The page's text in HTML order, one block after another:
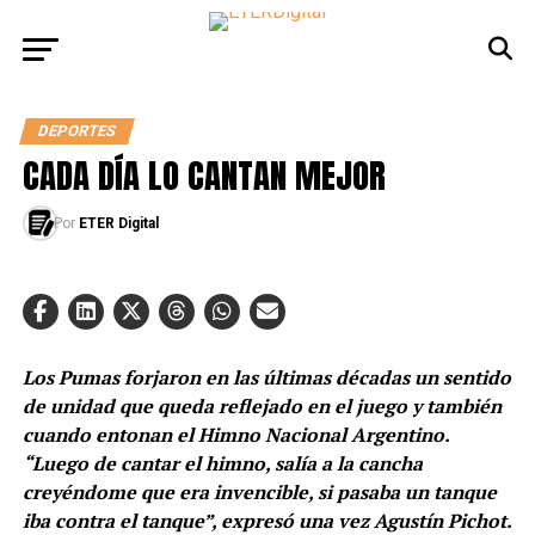
DEPORTES
CADA DÍA LO CANTAN MEJOR
Por ETER Digital
Los Pumas forjaron en las últimas décadas un sentido
de unidad que queda reflejado en el juego y también
cuando entonan el Himno Nacional Argentino.
“Luego de cantar el himno, salía a la cancha
creyéndome que era invencible, si pasaba un tanque
iba contra el tanque”, expresó una vez Agustín Pichot.